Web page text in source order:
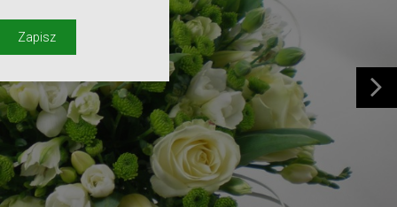
Zapisz